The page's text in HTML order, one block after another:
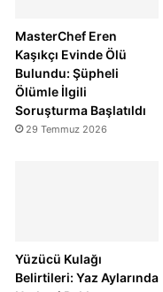
MasterChef Eren
Kaşıkçı Evinde Ölü
Bulundu: Şüpheli
Ölümle İlgili
Soruşturma Başlatıldı
29 Temmuz 2026
Yüzücü Kulağı
Belirtileri: Yaz Aylarında